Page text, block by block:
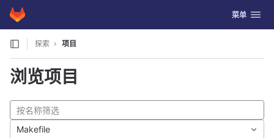
Skip to content
GitLab 切换导航
菜单
探索 项目
浏览项目
Makefile